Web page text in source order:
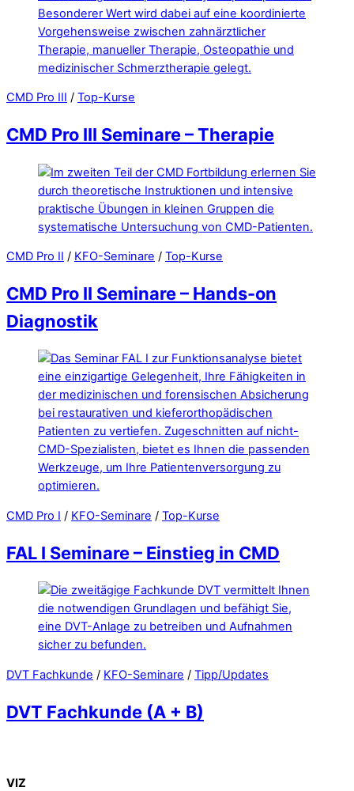
CMD Pro III / Top-Kurse
CMD Pro III Seminare – Therapie
CMD Pro II / KFO-Seminare / Top-Kurse
CMD Pro II Seminare – Hands-on
Diagnostik
CMD Pro I / KFO-Seminare / Top-Kurse
FAL I Seminare – Einstieg in CMD
DVT Fachkunde / KFO-Seminare / Tipp/Updates
DVT Fachkunde (A + B)
VIZ